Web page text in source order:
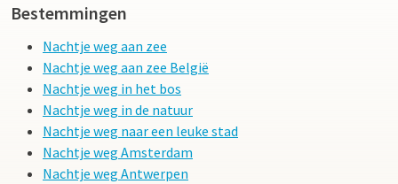
Bestemmingen
Nachtje weg aan zee
Nachtje weg aan zee België
Nachtje weg in het bos
Nachtje weg in de natuur
Nachtje weg naar een leuke stad
Nachtje weg Amsterdam
Nachtje weg Antwerpen